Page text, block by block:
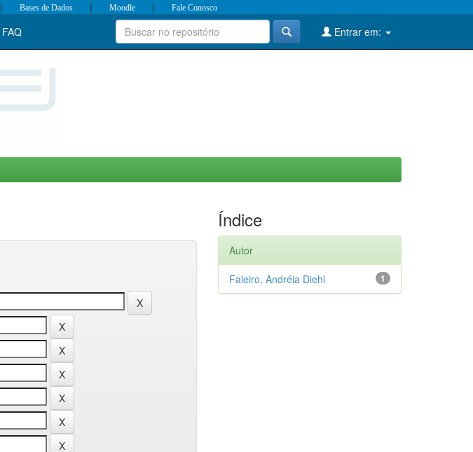
| Bases de Dados | Moodle | Fale Conosco
FAQ Entrar em:
Índice
Autor
1
Faleiro, Andréia Diehl